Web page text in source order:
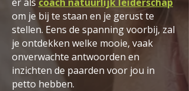
om je bij te staan en je gerust te
stellen. Eens de spanning voorbij, zal
je ontdekken welke mooie, vaak
onverwachte antwoorden en
inzichten de paarden voor jou in
petto hebben.